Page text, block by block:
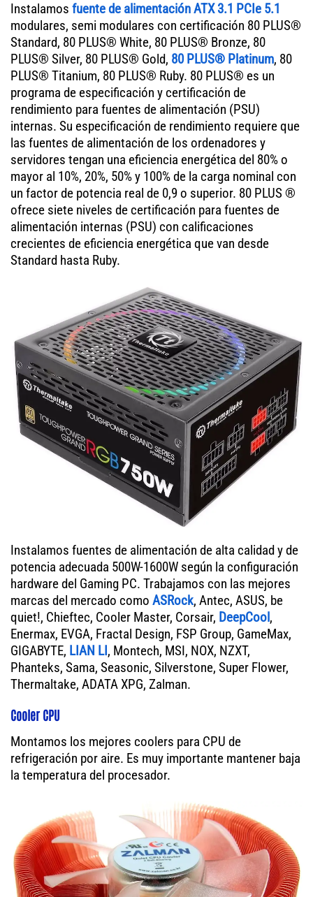
Instalamos fuente de alimentación ATX 3.1 PCIe 5.1
modulares, semi modulares con certificación 80 PLUS®
Standard, 80 PLUS® White, 80 PLUS® Bronze, 80
PLUS® Silver, 80 PLUS® Gold, 80 PLUS® Platinum, 80
PLUS® Titanium, 80 PLUS® Ruby. 80 PLUS® es un
programa de especificación y certificación de
rendimiento para fuentes de alimentación (PSU)
internas. Su especificación de rendimiento requiere que
las fuentes de alimentación de los ordenadores y
servidores tengan una eficiencia energética del 80% o
mayor al 10%, 20%, 50% y 100% de la carga nominal con
un factor de potencia real de 0,9 o superior. 80 PLUS ®
ofrece siete niveles de certificación para fuentes de
alimentación internas (PSU) con calificaciones
crecientes de eficiencia energética que van desde
Standard hasta Ruby.
Instalamos fuentes de alimentación de alta calidad y de
potencia adecuada 500W-1600W según la configuración
hardware del Gaming PC. Trabajamos con las mejores
marcas del mercado como ASRock, Antec, ASUS, be
quiet!, Chieftec, Cooler Master, Corsair, DeepCool,
Enermax, EVGA, Fractal Design, FSP Group, GameMax,
GIGABYTE, LIAN LI, Montech, MSI, NOX, NZXT,
Phanteks, Sama, Seasonic, Silverstone, Super Flower,
Thermaltake, ADATA XPG, Zalman.
Cooler CPU
Montamos los mejores coolers para CPU de
refrigeración por aire. Es muy importante mantener baja
la temperatura del procesador.